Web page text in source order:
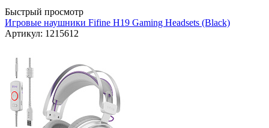
Быстрый просмотр
Игровые наушники Fifine H19 Gaming Headsets (Black)
Артикул: 1215612